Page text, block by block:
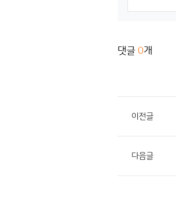
댓글 0개
이전글
다음글